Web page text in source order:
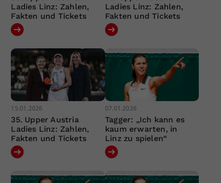
Ladies Linz: Zahlen,
Fakten und Tickets
Ladies Linz: Zahlen,
Fakten und Tickets
15.01.2026
35. Upper Austria
Ladies Linz: Zahlen,
Fakten und Tickets
07.01.2026
Tagger: „Ich kann es
kaum erwarten, in
Linz zu spielen“